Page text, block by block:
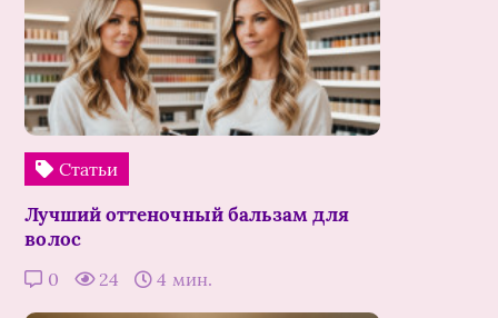
Статьи
Лучший оттеночный бальзам для
волос
0 24 4 мин.